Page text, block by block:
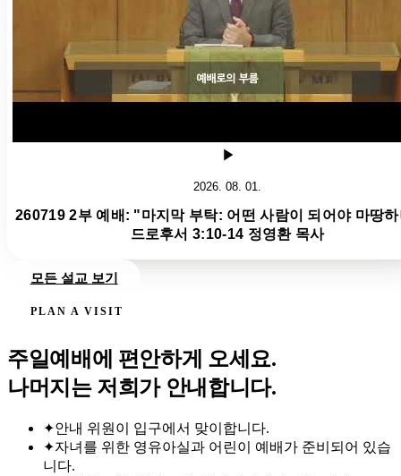
2026. 08. 01.
260719 2부 예배: "마지막 부탁: 어떤 사람이 되어야 마땅
드로후서 3:10-14 정영환 목사
모든 설교 보기
PLAN A VISIT
주일예배에 편안하게 오세요.
나머지는 저희가 안내합니다.
✦안내 위원이 입구에서 맞이합니다.
✦자녀를 위한 영유아실과 어린이 예배가 준비되어 있습
니다.